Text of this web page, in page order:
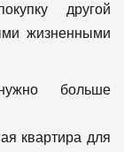
другой
жизненными
больше
квартира для